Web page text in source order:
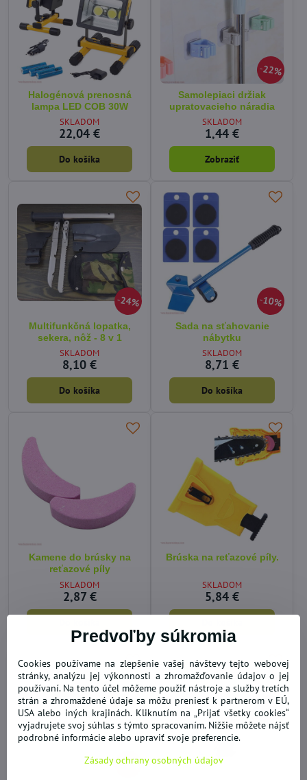
Halogénová prenosná
lampa LED COB 30W
SKLADOM
22,04 €
Do košíka
22%
Samolepiaci držiak
upratovacieho náradia
SKLADOM
1,44 €
Zobraziť
24%
Multifunkčná lopatka,
sekera, nôž - 8 v 1
SKLADOM
8,10 €
Do košíka
10%
Sada na sťahovanie
nábytku
SKLADOM
8,71 €
Do košíka
Kamene do brúsky na
reťazové píly
SKLADOM
2,87 €
Brúska na reťazové píly.
SKLADOM
5,84 €
32%
Predvoľby súkromia
Cookies používame na zlepšenie vašej návštevy tejto webovej
stránky, analýzu jej výkonnosti a zhromažďovanie údajov o jej
používaní. Na tento účel môžeme použiť nástroje a služby tretích
strán a zhromaždené údaje sa môžu preniesť k partnerom v EÚ,
USA alebo iných krajinách. Kliknutím na „Prijať všetky cookies“
vyjadrujete svoj súhlas s týmto spracovaním. Nižšie môžete nájsť
podrobné informácie alebo upraviť svoje preferencie.
Zásady ochrany osobných údajov